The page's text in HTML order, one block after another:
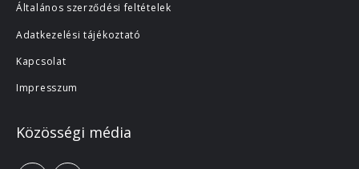
Általános szerződési feltételek
Adatkezelési tájékoztató
Kapcsolat
Impresszum
Közösségi média